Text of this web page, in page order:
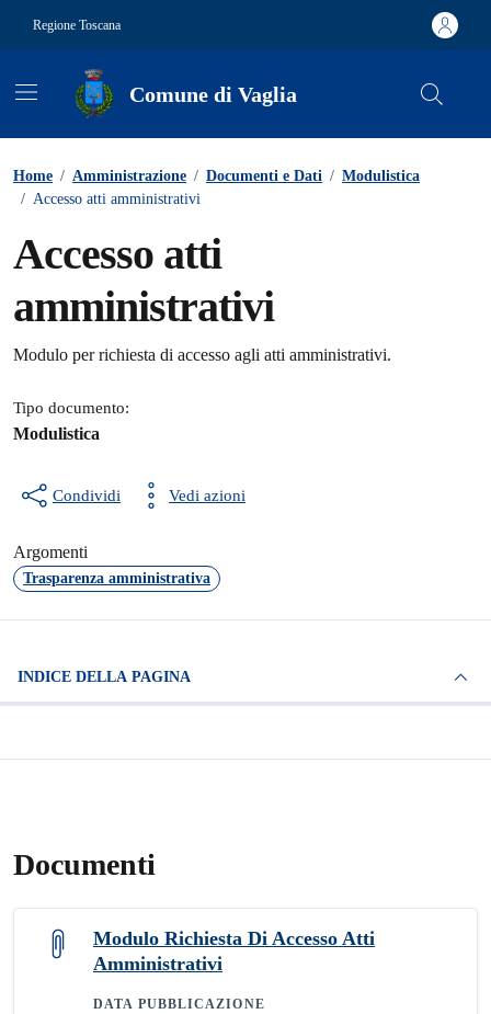
Regione Toscana
Comune di Vaglia
Home / Amministrazione / Documenti e Dati / Modulistica
/ Accesso atti amministrativi
Accesso atti
amministrativi
Dettagli del documento
Modulo per richiesta di accesso agli atti amministrativi.
Tipo documento:
Modulistica
Condividi Vedi azioni
Argomenti
Trasparenza amministrativa
INDICE DELLA PAGINA
Documenti
Modulo Richiesta Di Accesso Atti
Amministrativi
DATA PUBBLICAZIONE